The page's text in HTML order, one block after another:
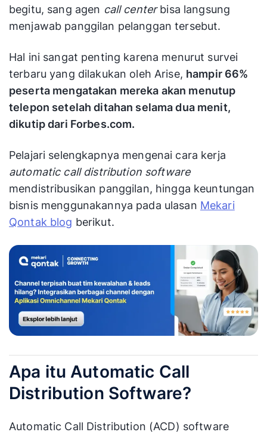
begitu, sang agen call centerbisa langsung
menjawab panggilan pelanggan tersebut.
Hal ini sangat penting karena menurut survei
terbaru yang dilakukan oleh Arise, hampir 66%
peserta mengatakan mereka akan menutup
telepon setelah ditahan selama dua menit,
dikutip dari Forbes.com.
Pelajari selengkapnya mengenai cara kerja
automatic call distribution software
mendistribusikan panggilan, hingga keuntungan
bisnis menggunakannya pada ulasan Mekari
Qontak blog berikut.
Apa itu Automatic Call
Distribution Software?
Automatic Call Distribution (ACD) software